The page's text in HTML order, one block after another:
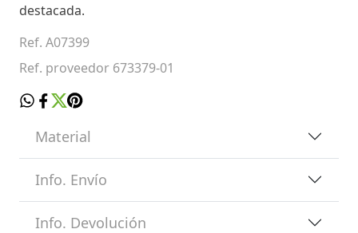
destacada.
Ref. A07399
Ref. proveedor 673379-01
Material
Info. Envío
Info. Devolución